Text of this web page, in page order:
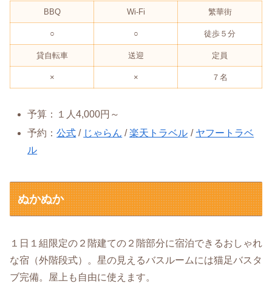
BBQ Wi-Fi 繁華街
○ ○ 徒歩５分
貸自転車 送迎 定員
× × ７名
予算：１人4,000円～
予約：公式 / じゃらん /楽天トラベル / ヤフートラベ
ル
ぬかぬか
１日１組限定の２階建ての２階部分に宿泊できるおしゃれ
な宿（外階段式）。星の見えるバスルームには猫足バスタ
ブ完備。屋上も自由に使えます。